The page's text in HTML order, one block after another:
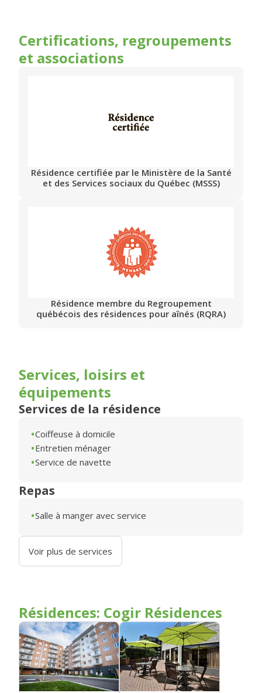
Certifications, regroupements
et associations
Résidence certifiée par le Ministère de la Santé
et des Services sociaux du Québec (MSSS)
Résidence membre du Regroupement
québécois des résidences pour aînés (RQRA)
Services, loisirs et
équipements
Services de la résidence
Coiffeuse à domicile
Entretien ménager
Service de navette
Repas
Salle à manger avec service
Voir plus de services
Résidences: Cogir Résidences